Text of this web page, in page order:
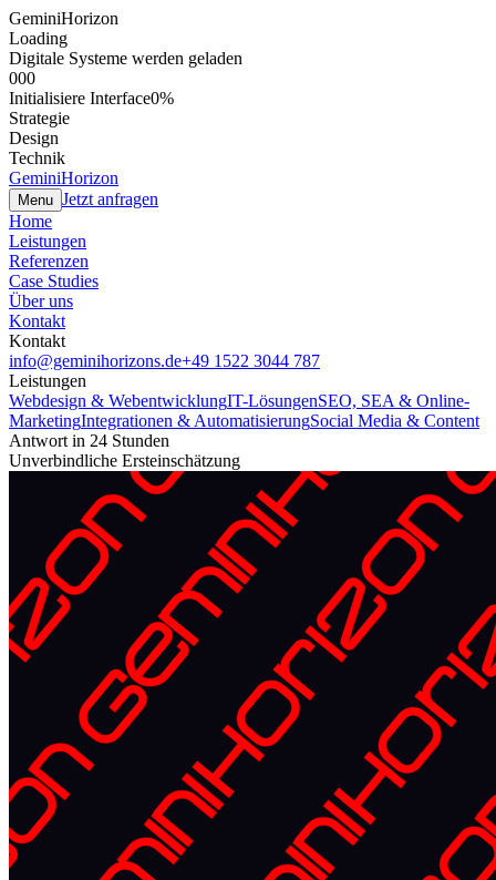
GeminiHorizon
Loading
Digitale Systeme werden geladen
000
Initialisiere Interface0%
Strategie
Design
Technik
GeminiHorizon
Menu Jetzt anfragen
Home
Leistungen
Referenzen
Case Studies
Über uns
Kontakt
Kontakt
info@geminihorizons.de+49 1522 3044 787
Leistungen
Webdesign & WebentwicklungIT-LösungenSEO, SEA & Online-
MarketingIntegrationen & AutomatisierungSocial Media & Content
Antwort in 24 Stunden
Unverbindliche Ersteinschätzung